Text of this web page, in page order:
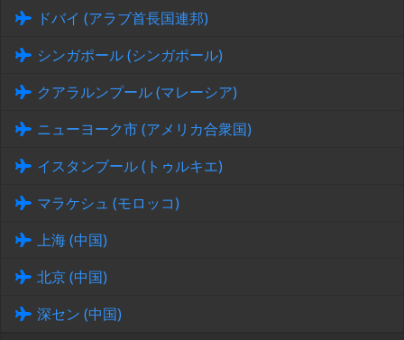
ドバイ (アラブ首長国連邦)
シンガポール (シンガポール)
クアラルンプール (マレーシア)
ニューヨーク市 (アメリカ合衆国)
イスタンブール (トゥルキエ)
マラケシュ (モロッコ)
上海 (中国)
北京 (中国)
深セン (中国)